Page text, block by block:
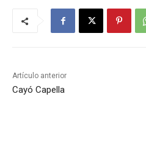
Artículo anterior
Cayó Capella